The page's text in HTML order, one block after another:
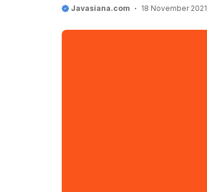
Javasiana.com 18 November 2021